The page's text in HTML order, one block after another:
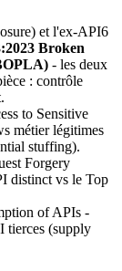
et l'ex-API6
Broken
- les deux
: contrôle
to Sensitive
métier légitimes
stuffing).
Forgery
distinct vs le Top
of APIs -
tierces (supply